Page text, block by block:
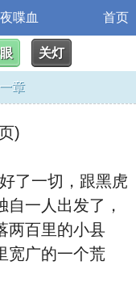
喋血 首页
关灯
章
)
一切，跟黑虎
一人出发了，
两百里的小县
宽广的一个荒